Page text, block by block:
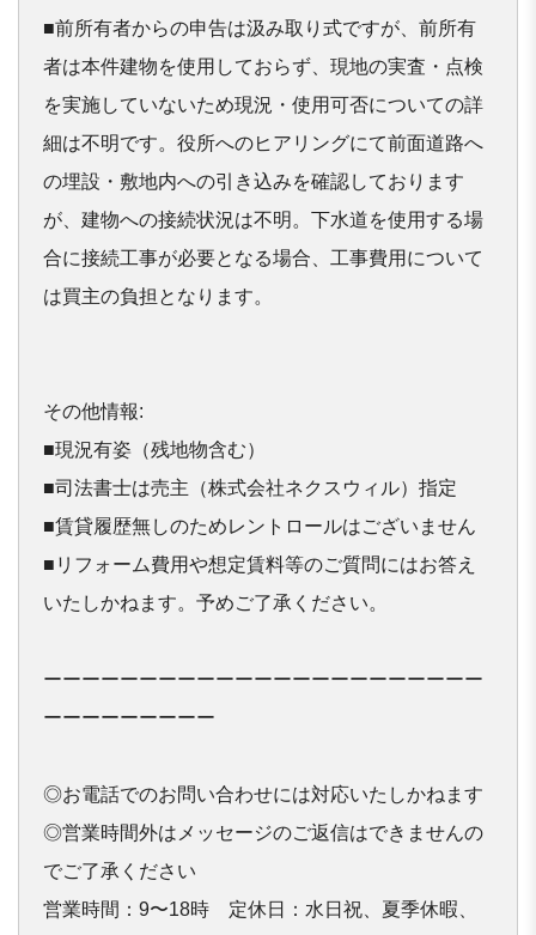
■前所有者からの申告は汲み取り式ですが、前所有
者は本件建物を使用しておらず、現地の実査・点検
を実施していないため現況・使用可否についての詳
細は不明です。役所へのヒアリングにて前面道路へ
の埋設・敷地内への引き込みを確認しております
が、建物への接続状況は不明。下水道を使用する場
合に接続工事が必要となる場合、工事費用について
は買主の負担となります。
その他情報:
■現況有姿（残地物含む）
■司法書士は売主（株式会社ネクスウィル）指定
■賃貸履歴無しのためレントロールはございません
■リフォーム費用や想定賃料等のご質問にはお答え
いたしかねます。予めご了承ください。
ーーーーーーーーーーーーーーーーーーーーーーー
ーーーーーーーーー
◎お電話でのお問い合わせには対応いたしかねます
◎営業時間外はメッセージのご返信はできませんの
でご了承ください
営業時間：9〜18時　定休日：水日祝、夏季休暇、